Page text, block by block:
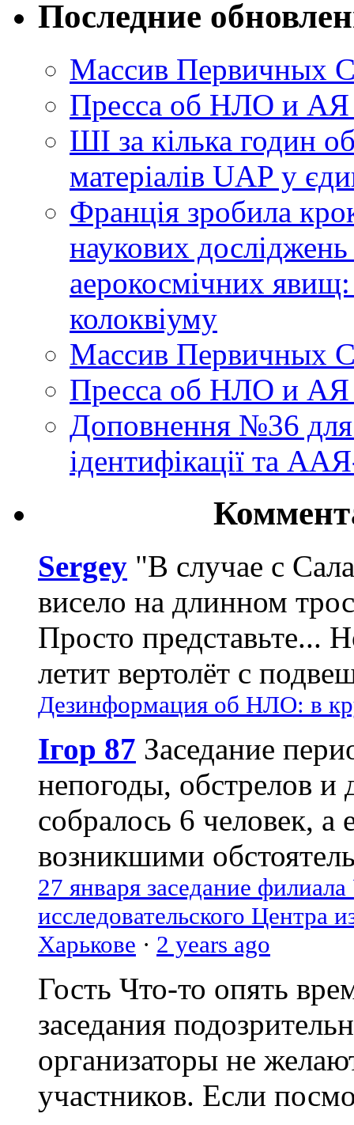
Последние
Массив Первичных
Пресса об НЛО и
ШІ за кілька годин
матеріалів UAP у
Франція зробила
наукових
аерокосмічних
колоквіуму
Массив Первичных
Пресса об НЛО и
Доповнення №36
ідентифікації та
Sergey "В случае с
висело на длинном
Просто представьте...
летит вертолёт с
Дезинформация об НЛО: в
Ігор 87 Заседание
непогоды, обстрелов и
собралось 6 человек, а
возникшими
27 января заседание
исследовательского Центра
Харькове · 2 years ago
Гость Что-то опять
заседания
организаторы не
участников. Если